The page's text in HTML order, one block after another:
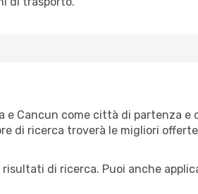
e Cancun come città di partenza e
di ricerca troverà le migliori
di ricerca. Puoi anche